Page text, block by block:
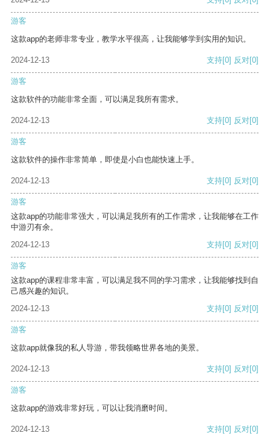
游客
这款app的老师非常专业，教学水平很高，让我能够学到实用的知识。
2024-12-13 支持[0] 反对[0]
游客
这款软件的功能非常全面，可以满足我所有需求。
2024-12-13 支持[0] 反对[0]
游客
这款软件的操作非常简单，即使是小白也能快速上手。
2024-12-13 支持[0] 反对[0]
游客
这款app的功能非常强大，可以满足我所有的工作需求，让我能够在工作
中游刃有余。
2024-12-13
支持[0] 反对[0]
游客
这款app的课程非常丰富，可以满足我不同的学习需求，让我能够找到自
己感兴趣的知识。
2024-12-13
支持[0] 反对[0]
游客
这款app就像我的私人导游，带我领略世界各地的美景。
2024-12-13 支持[0] 反对[0]
游客
这款app的游戏非常好玩，可以让我消磨时间。
2024-12-13 支持[0] 反对[0]